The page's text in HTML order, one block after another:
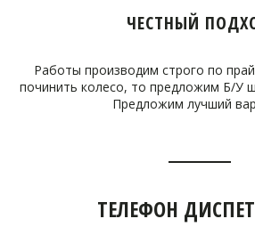
ЧЕСТНЫЙ
Работы производим строго по
починить колесо, то предложим Б/У
Предложим лучший
ТЕЛЕФОН